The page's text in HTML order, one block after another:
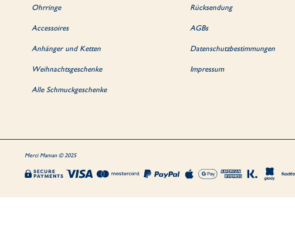
Ohrringe
Accessoires
Anhänger und Ketten
Weihnachtsgeschenke
Alle Schmuckgeschenke
Rücksendung
AGBs
Datenschutzbestimmungen
Impressum
Merci Maman © 2025